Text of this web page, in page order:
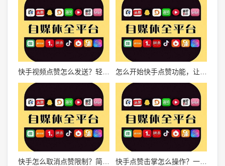
快手视频点赞怎么发送？轻松掌握这几招，让你视频获赞无数！
快手点赞击掌怎么操作？一步到位玩转快手互动新玩法